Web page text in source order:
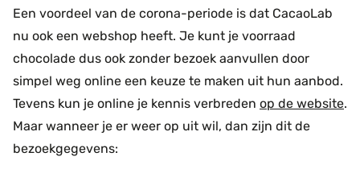
Een voordeel van de corona-periode is dat CacaoLab
nu ook een webshop heeft. Je kunt je voorraad
chocolade dus ook zonder bezoek aanvullen door
simpel weg online een keuze te maken uit hun aanbod.
Tevens kun je online je kennis verbreden op de website.
Maar wanneer je er weer op uit wil, dan zijn dit de
bezoekgegevens: